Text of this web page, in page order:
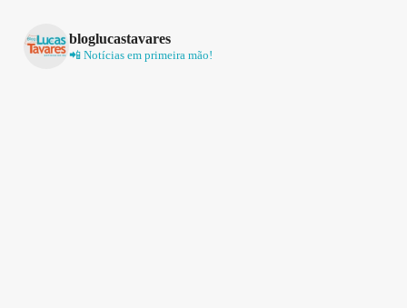
bloglucastavares
📲 Notícias em primeira mão!